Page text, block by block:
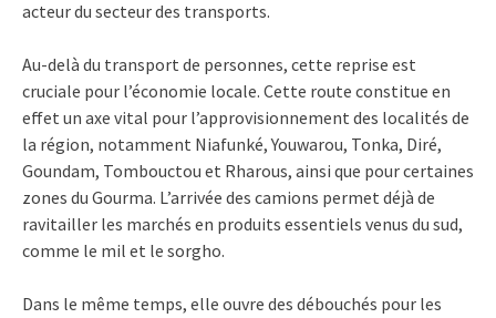
acteur du secteur des transports.
Au-delà du transport de personnes, cette reprise est
cruciale pour l’économie locale. Cette route constitue en
effet un axe vital pour l’approvisionnement des localités de
la région, notamment Niafunké, Youwarou, Tonka, Diré,
Goundam, Tombouctou et Rharous, ainsi que pour certaines
zones du Gourma. L’arrivée des camions permet déjà de
ravitailler les marchés en produits essentiels venus du sud,
comme le mil et le sorgho.
Dans le même temps, elle ouvre des débouchés pour les